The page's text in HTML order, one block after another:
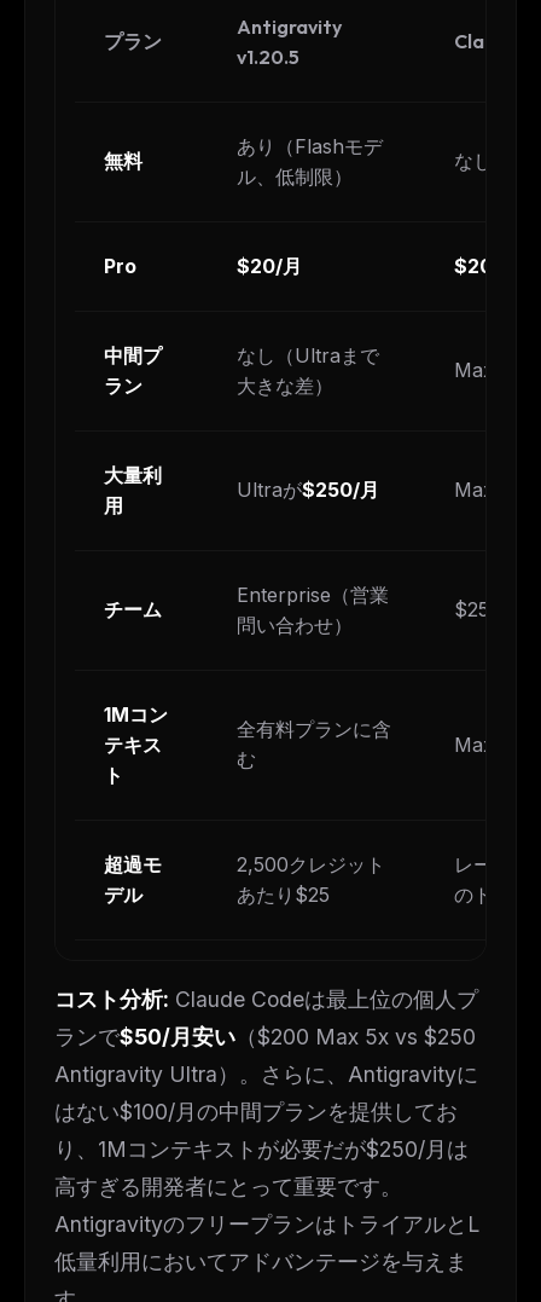
プラン
Antigravity
v1.20.5
Claude
無料
あり（Flashモデ
ル、低制限）
なし（サ
Pro $20/月 $20/月
中間プ
ラン
なし（Ultraまで
大きな差）
Maxが
大量利
用
Ultraが$250/月 Max 5xが
チーム
Enterprise（営業
問い合わせ）
$25/ユー
1Mコン
テキス
ト
全有料プランに含
む
Max /
超過モ
デル
2,500クレジット
あたり$25
レート制
のトーク
コスト分析: Claude Codeは最上位の個人プ
ランで$50/月安い （$200 Max 5x vs $250
Antigravity Ultra）。さらに、Antigravityに
はない$100/月の中間プランを提供してお
り、1Mコンテキストが必要だが$250/月は
高すぎる開発者にとって重要です。
AntigravityのフリープランはトライアルとL
低量利用においてアドバンテージを与えま